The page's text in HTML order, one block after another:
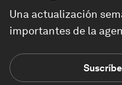
Una actualización
importantes de la